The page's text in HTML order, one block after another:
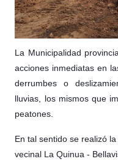
La Municipalidad
acciones inmediatas en
derrumbes o
lluvias, los mismos que
peatones.
En tal sentido se realizó
vecinal La Quinua -